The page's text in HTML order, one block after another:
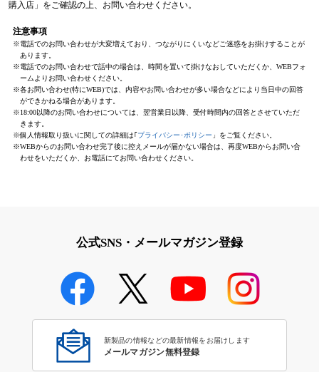
購入店」をご確認の上、お問い合わせください。
注意事項
※電話でのお問い合わせが大変増えており、つながりにくいなどご迷惑をお掛けすることが
あります。
※電話でのお問い合わせで話中の場合は、時間を置いて掛けなおしていただくか、WEBフォ
ームよりお問い合わせください。
※各お問い合わせ(特にWEB)では、内容やお問い合わせが多い場合などにより当日中の回答
ができかねる場合があります。
※18:00以降のお問い合わせについては、翌営業日以降、受付時間内の回答とさせていただ
きます。
※個人情報取り扱いに関しての詳細は｢プライバシー･ポリシー 」をご覧ください。
※WEBからのお問い合わせ完了後に控えメールが届かない場合は、再度WEBからお問い合
わせをいただくか、お電話にてお問い合わせください。
公式SNS・メールマガジン登録
新製品の情報などの最新情報をお届けします
メールマガジン無料登録